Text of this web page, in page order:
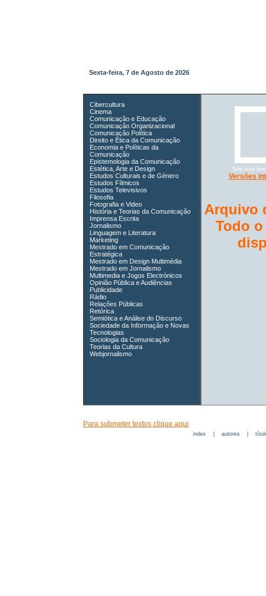
Sexta-feira, 7 de Agosto de 2026
Cibercultura
Cinema
Comunicação e Educação
Comunicação Organizacional
Comunicação Política
Direito e Ética da Comunicação
Economia e Políticas da
Comunicação
Epistemologia da Comunicação
Estética, Arte e Design
Estudos Culturais e de Género
Estudos Fílmicos
Estudos Televisivos
Filosofia
Fotografia e Video
História e Teorias da Comunicação
Imprensa Escrita
Jornalismo
Linguagem e Literatura
Marketing
Mestrado em Comunicação
Estratégica
Mestrado em Design Multimédia
Mestrado em Jornalismo
Multimedia e Jogos Electrónicos
Opinião Pública e Audiências
Publicidade
Rádio
Relações Públicas
Retórica
Semiótica e Análise do Discurso
Sociedade da Informação e Novas
Tecnologias
Sociologia da Comunicação
Teorias da Cultura
Webjornalismo
Site dos
Versões
Arquivo
Todo
Para submeter textos clique aqui
index| autores|